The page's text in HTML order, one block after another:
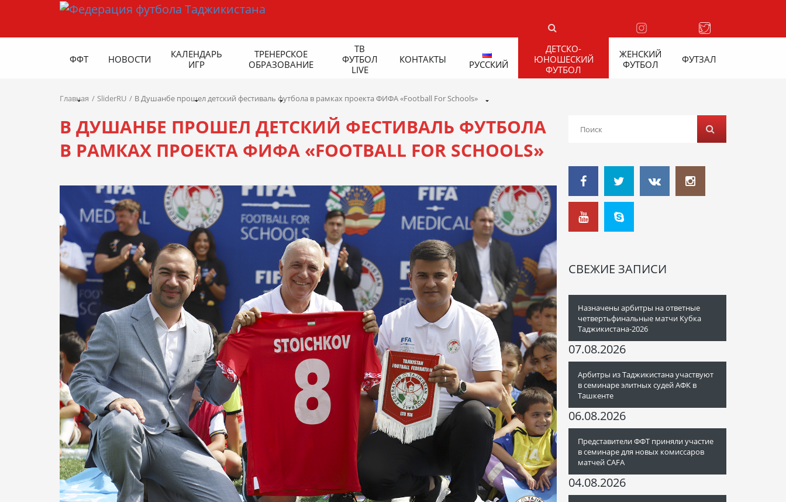
ФФТ НОВОСТИ
КАЛЕНДАРЬ
ИГР
ТРЕНЕРСКОЕ
ОБРАЗОВАНИЕ
ТВ
ФУТБОЛ
LIVE
КОНТАКТЫ РУССКИЙ
ДЕТСКО-
ЮНОШЕСКИЙ
ФУТБОЛ
ЖЕНСКИЙ
ФУТБОЛ
ФУТЗАЛ
Главная SliderRU В Душанбе прошел детский фестиваль футбола в рамках проекта ФИФА «Football For Schools»
В ДУШАНБЕ ПРОШЕЛ ДЕТСКИЙ ФЕСТИВАЛЬ ФУТБОЛА
В РАМКАХ ПРОЕКТА ФИФА «FOOTBALL FOR SCHOOLS»
СВЕЖИЕ ЗАПИСИ
Назначены арбитры на ответные
четвертьфинальные матчи Кубка
Таджикистана-2026
07.08.2026
Арбитры из Таджикистана участвуют
в семинаре элитных судей АФК в
Ташкенте
06.08.2026
Представители ФФТ приняли участие
в семинаре для новых комиссаров
матчей CAFA
04.08.2026